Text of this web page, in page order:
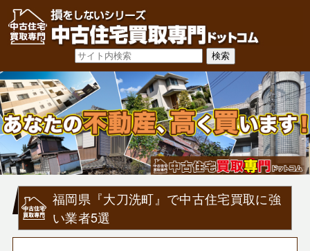
福岡県『大刀洗町』で中古住宅買取に強
い業者5選